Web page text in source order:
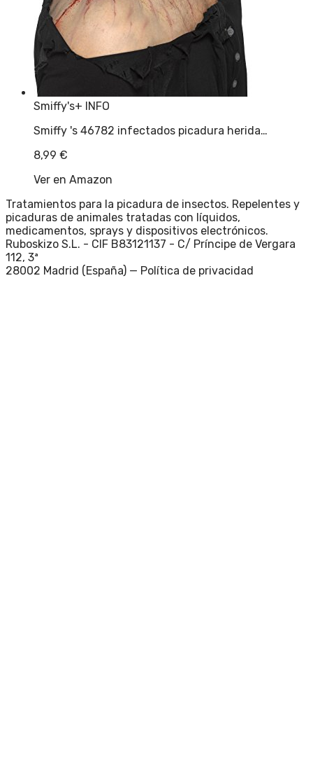
Smiffy's+ INFO
Smiffy 's 46782 infectados picadura herida…
8,99 €
Ver en Amazon
Tratamientos para la picadura de insectos. Repelentes y
picaduras de animales tratadas con líquidos,
medicamentos, sprays y dispositivos electrónicos.
Ruboskizo S.L. - CIF B83121137 - C/ Príncipe de Vergara
112, 3ª
28002 Madrid (España) — Política de privacidad